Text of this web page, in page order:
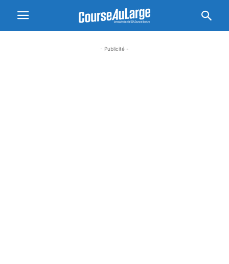
- Publicité -